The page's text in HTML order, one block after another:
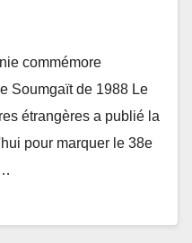
commémore
Soumgaït de 1988 Le
étrangères a publié la
pour marquer le 38e